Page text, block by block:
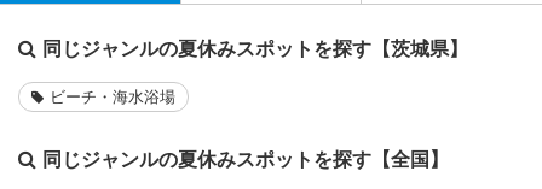
同じジャンルの夏休みスポットを探す【茨城県】
ビーチ・海水浴場
同じジャンルの夏休みスポットを探す【全国】